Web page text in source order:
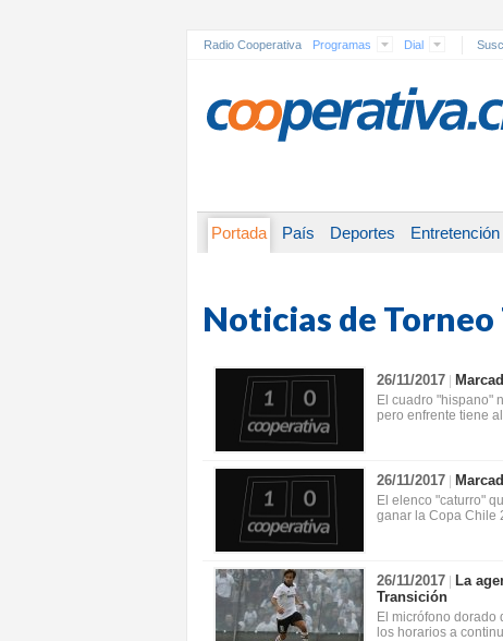
Radio Cooperativa Programas Dial
Portada País Deportes
Noticias de
26/11/2017
El cuadro "hispano"
pero enfrente tiene
26/11/2017
El elenco "caturro"
ganar la Copa Chile
26/11/2017
La
Transición
El micrófono dorado
los horarios a